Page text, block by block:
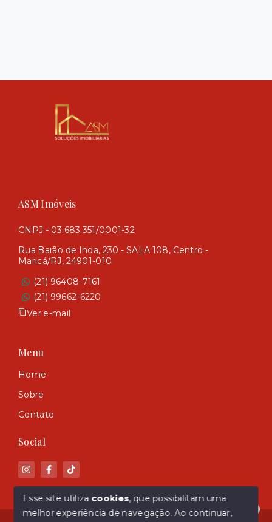
ASM Imóveis
CNPJ - 03.683.351/0001-32
Rua Barão de Inoa, 230 - SALA 108, Centro -
Maricá/RJ, 24901-010
(21) 96408-7161
(21) 99662-6220
Ver e-mail
Menu
Home
Sobre
Contato
Social
Esse site utiliza cookies, que possibilitam uma
melhor experiência de navegação.Ao continuar,